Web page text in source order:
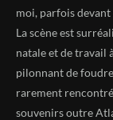
moi, parfois devant
La scène est
natale et de travail
pilonnant de foudre
rarement
souvenirs outre